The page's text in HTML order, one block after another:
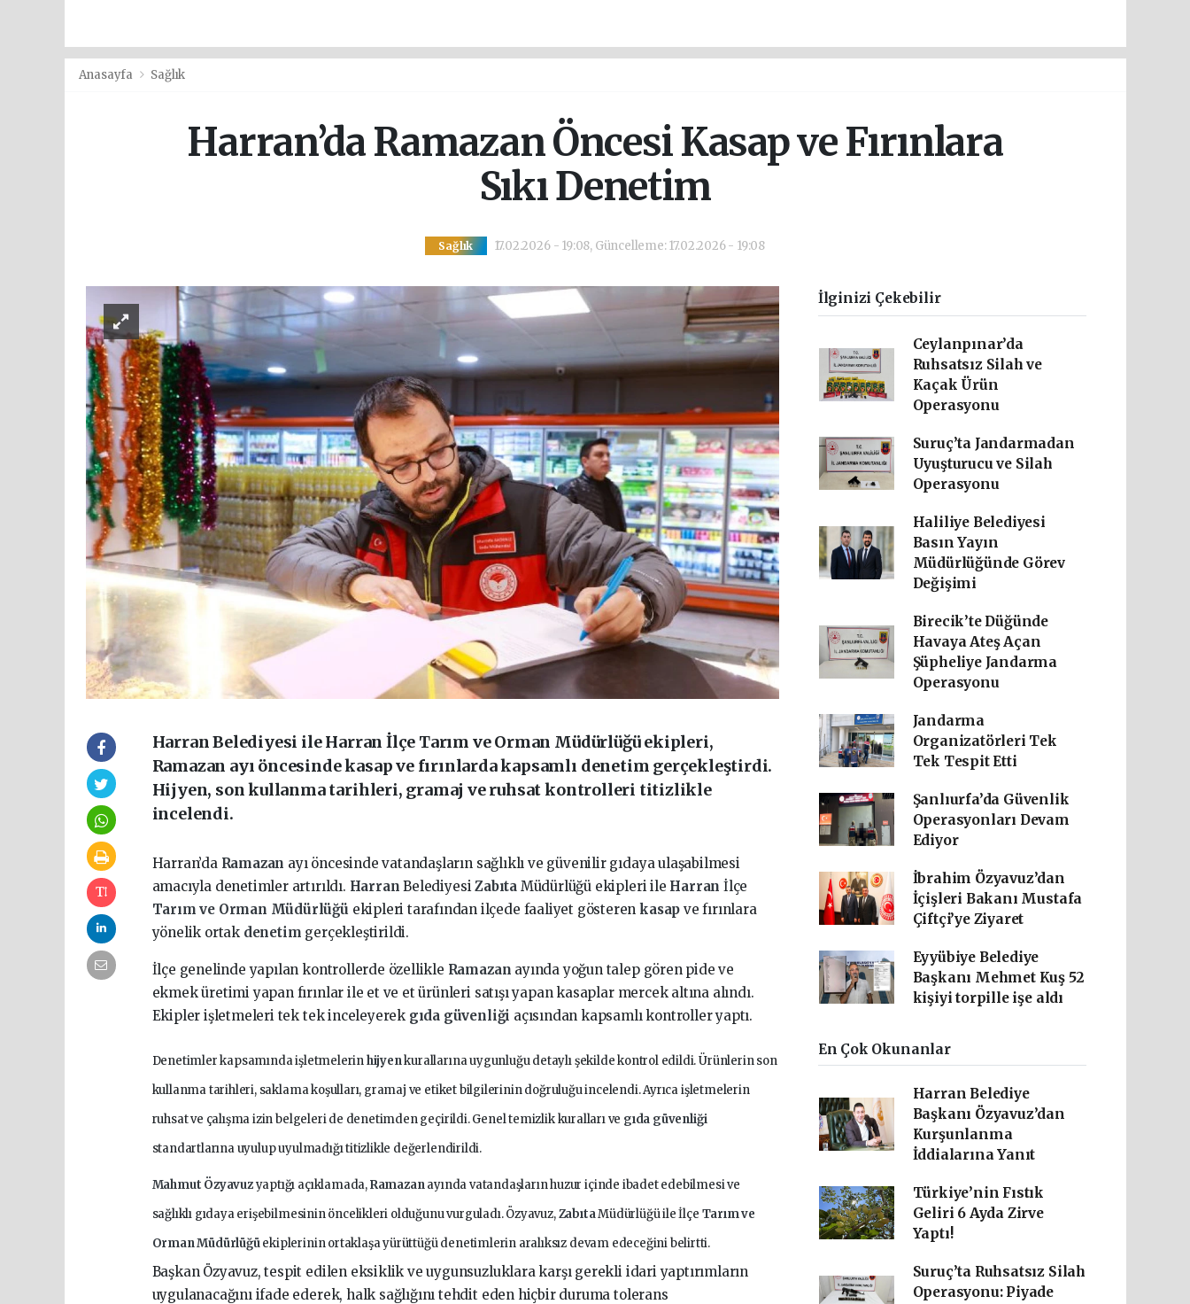
Anasayfa Sağlık
Harran’da Ramazan Öncesi Kasap ve Fırınlara
Sıkı Denetim
Sağlık 17.02.2026 - 19:08, Güncelleme: 17.02.2026 - 19:08
Harran Belediyesi ile Harran İlçe Tarım ve Orman Müdürlüğü ekipleri,
Ramazan ayı öncesinde kasap ve fırınlarda kapsamlı denetim gerçekleştirdi.
Hijyen, son kullanma tarihleri, gramaj ve ruhsat kontrolleri titizlikle
incelendi.
Harran’da Ramazan ayı öncesinde vatandaşların sağlıklı ve güvenilir gıdaya ulaşabilmesi
amacıyla denetimler artırıldı. HarranBelediyesiZabıta Müdürlüğü ekipleri ile Harranİlçe
Tarım ve Orman Müdürlüğü ekipleri tarafından ilçede faaliyet gösterenkasap ve fırınlara
yönelik ortak denetim gerçekleştirildi.
İlçe genelinde yapılan kontrollerde özellikle Ramazan ayında yoğun talep gören pide ve
ekmek üretimi yapan fırınlar ile et ve et ürünleri satışı yapan kasaplar mercek altına alındı.
Ekipler işletmeleri tek tek inceleyerek gıda güvenliği açısından kapsamlı kontroller yaptı.
Denetimler kapsamında işletmelerinhijyenkurallarına uygunluğu detaylı şekilde kontrol edildi. Ürünlerin son
kullanma tarihleri, saklama koşulları, gramaj ve etiket bilgilerinin doğruluğu incelendi. Ayrıca işletmelerin
ruhsat ve çalışma izin belgeleri de denetimden geçirildi. Genel temizlik kuralları ve gıda güvenliği
standartlarına uyulup uyulmadığı titizlikle değerlendirildi.
Mahmut Özyavuzyaptığı açıklamada,Ramazanayında vatandaşların huzur içinde ibadet edebilmesi ve
sağlıklı gıdaya erişebilmesinin öncelikleri olduğunu vurguladı. Özyavuz,ZabıtaMüdürlüğü ile İlçe Tarım ve
Orman Müdürlüğüekiplerinin ortaklaşa yürüttüğü denetimlerin aralıksız devam edeceğini belirtti.
Başkan Özyavuz, tespit edilen eksiklik ve uygunsuzluklara karşı gerekli idari yaptırımların
uygulanacağını ifade ederek, halk sağlığını tehdit eden hiçbir duruma tolerans
İlginizi Çekebilir
Ceylanpınar’da
Ruhsatsız Silah ve
Kaçak Ürün
Operasyonu
Suruç’ta Jandarmadan
Uyuşturucu ve Silah
Operasyonu
Haliliye Belediyesi
Basın Yayın
Müdürlüğünde Görev
Değişimi
Birecik’te Düğünde
Havaya Ateş Açan
Şüpheliye Jandarma
Operasyonu
Jandarma
Organizatörleri Tek
Tek Tespit Etti
Şanlıurfa’da Güvenlik
Operasyonları Devam
Ediyor
İbrahim Özyavuz’dan
İçişleri Bakanı Mustafa
Çiftçi’ye Ziyaret
Eyyübiye Belediye
Başkanı Mehmet Kuş 52
kişiyi torpille işe aldı
En Çok Okunanlar
Harran Belediye
Başkanı Özyavuz’dan
Kurşunlanma
İddialarına Yanıt
Türkiye’nin Fıstık
Geliri 6 Ayda Zirve
Yaptı!
Suruç’ta Ruhsatsız Silah
Operasyonu: Piyade